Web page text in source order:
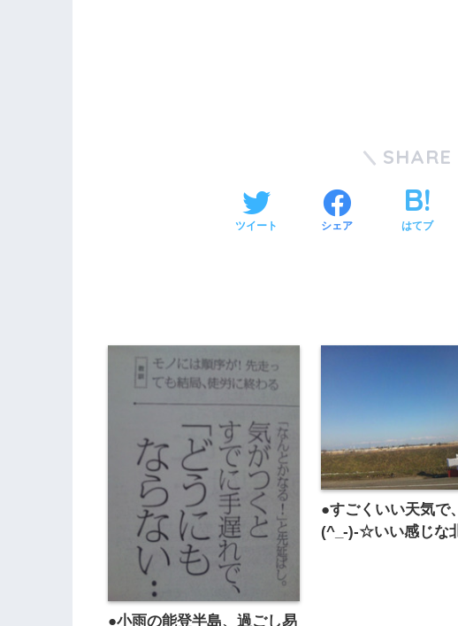
SHARE
ツイート シェア はてブ
●小雨の能登半島、過ごし易
●すごくいい天気で
(^_-)-☆いい感じな